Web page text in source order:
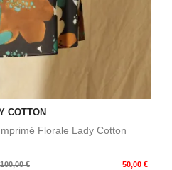
COTTON
Florale Lady Cotton
100,00 € 50,00 €